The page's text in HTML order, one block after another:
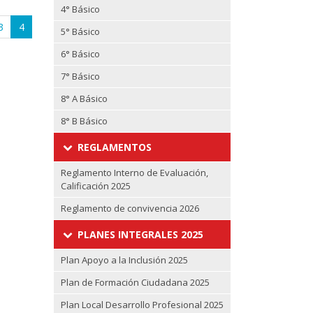
4(current)
4° Básico
5° Básico
6° Básico
7° Básico
8° A Básico
8° B Básico
REGLAMENTOS
Reglamento Interno de Evaluación,
Calificación 2025
Reglamento de convivencia 2026
PLANES INTEGRALES 2025
Plan Apoyo a la Inclusión 2025
Plan de Formación Ciudadana 2025
Plan Local Desarrollo Profesional 2025